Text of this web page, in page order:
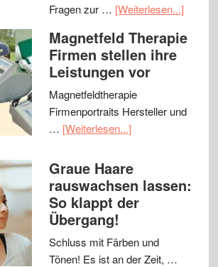
Fragen zur … [Weiterlesen...]
Magnetfeld Therapie
Firmen stellen ihre
Leistungen vor
Magnetfeldtherapie
Firmenportraits Hersteller und
… [Weiterlesen...]
Graue Haare
rauswachsen lassen:
So klappt der
Übergang!
Schluss mit Färben und
Tönen! Es ist an der Zeit, …